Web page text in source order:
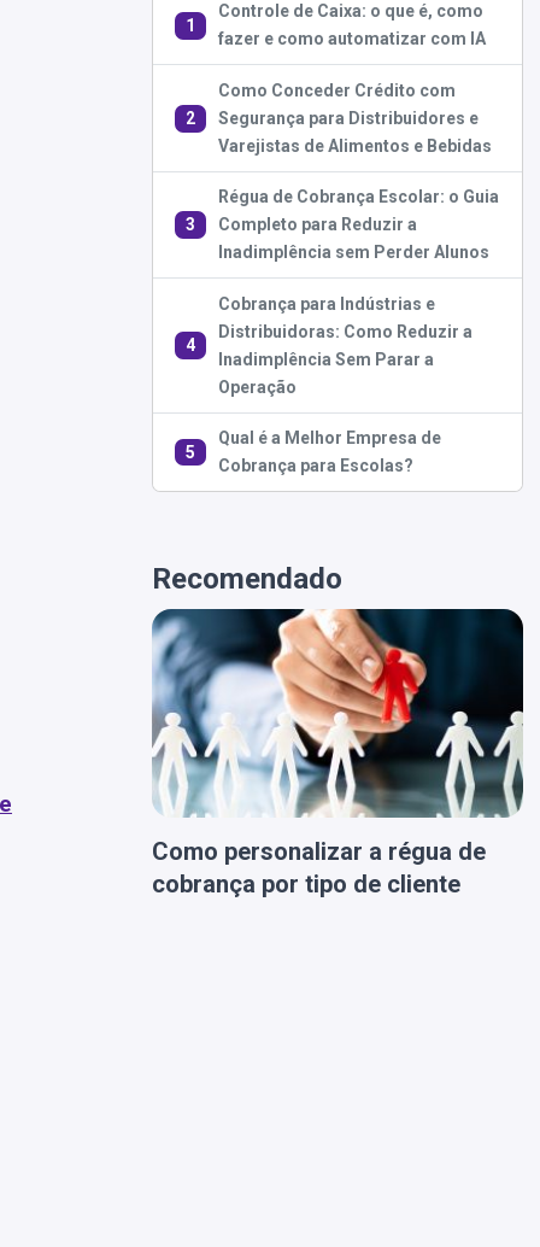
1
Controle de Caixa: o que é, como
fazer e como automatizar com IA
2
Como Conceder Crédito com
Segurança para Distribuidores e
Varejistas de Alimentos e Bebidas
3
Régua de Cobrança Escolar: o Guia
Completo para Reduzir a
Inadimplência sem Perder Alunos
4
Cobrança para Indústrias e
Distribuidoras: Como Reduzir a
Inadimplência Sem Parar a
Operação
5
Qual é a Melhor Empresa de
Cobrança para Escolas?
Recomendado
Como personalizar a régua de
cobrança por tipo de cliente